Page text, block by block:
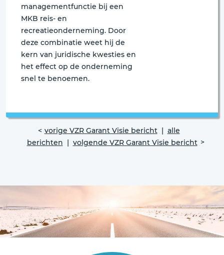
managementfunctie bij een
MKB reis- en
recreatieonderneming. Door
deze combinatie weet hij de
kern van juridische kwesties en
het effect op de onderneming
snel te benoemen.
vorige VZR Garant Visie bericht | alle
berichten | volgende VZR Garant Visie bericht